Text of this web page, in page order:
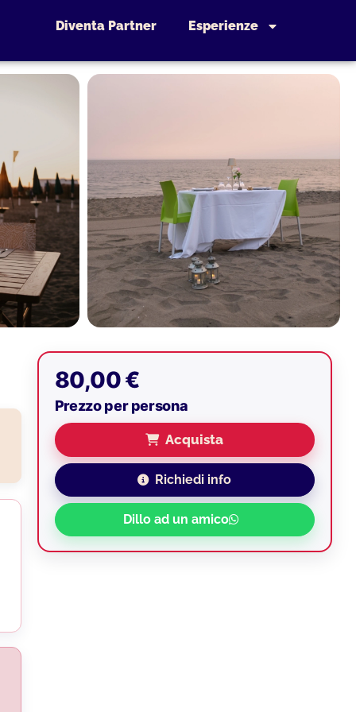
Diventa Partner Esperienze
80,00 €
Prezzo per persona
Acquista
Richiedi info
Dillo ad un amico